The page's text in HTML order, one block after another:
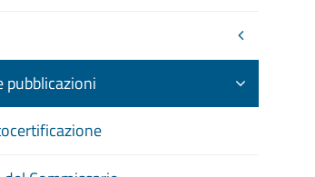
pubblicazioni